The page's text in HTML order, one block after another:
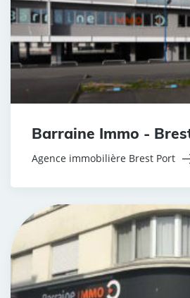
Barraine Immo -
Agence immobilière Brest Port